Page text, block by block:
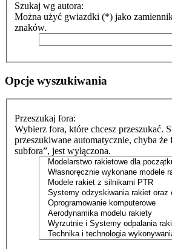
Szukaj wg autora:
Można użyć gwiazdki (*) jako
znaków.
Opcje wyszukiwania
Przeszukaj fora:
Wybierz fora, które chcesz przeszukać.
przeszukiwane automatycznie, chyba że
subfora”, jest wyłączona.